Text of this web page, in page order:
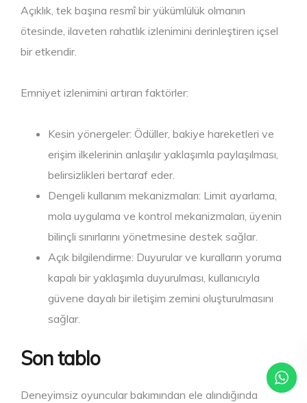
Açıklık, tek başına resmî bir yükümlülük olmanın
ötesinde, ilaveten rahatlık izlenimini derinleştiren içsel
bir etkendir.
Emniyet izlenimini artıran faktörler:
Kesin yönergeler: Ödüller, bakiye hareketleri ve
erişim ilkelerinin anlaşılır yaklaşımla paylaşılması,
belirsizlikleri bertaraf eder.
Dengeli kullanım mekanizmaları: Limit ayarlama,
mola uygulama ve kontrol mekanizmaları, üyenin
bilinçli sınırlarını yönetmesine destek sağlar.
Açık bilgilendirme: Duyurular ve kuralların yoruma
kapalı bir yaklaşımla duyurulması, kullanıcıyla
güvene dayalı bir iletişim zemini oluşturulmasını
sağlar.
Son tablo
Deneyimsiz oyuncular bakımından ele alındığında